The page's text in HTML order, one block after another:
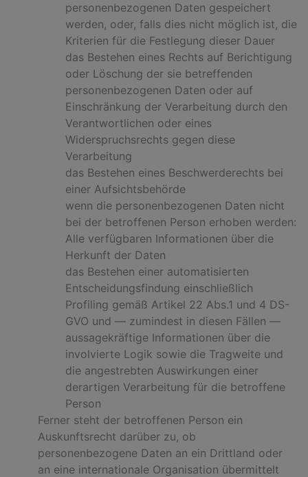
personenbezogenen Daten gespeichert
werden, oder, falls dies nicht möglich ist, die
Kriterien für die Festlegung dieser Dauer
das Bestehen eines Rechts auf Berichtigung
oder Löschung der sie betreffenden
personenbezogenen Daten oder auf
Einschränkung der Verarbeitung durch den
Verantwortlichen oder eines
Widerspruchsrechts gegen diese
Verarbeitung
das Bestehen eines Beschwerderechts bei
einer Aufsichtsbehörde
wenn die personenbezogenen Daten nicht
bei der betroffenen Person erhoben werden:
Alle verfügbaren Informationen über die
Herkunft der Daten
das Bestehen einer automatisierten
Entscheidungsfindung einschließlich
Profiling gemäß Artikel 22 Abs.1 und 4 DS-
GVO und — zumindest in diesen Fällen —
aussagekräftige Informationen über die
involvierte Logik sowie die Tragweite und
die angestrebten Auswirkungen einer
derartigen Verarbeitung für die betroffene
Person
Ferner steht der betroffenen Person ein
Auskunftsrecht darüber zu, ob
personenbezogene Daten an ein Drittland oder
an eine internationale Organisation übermittelt